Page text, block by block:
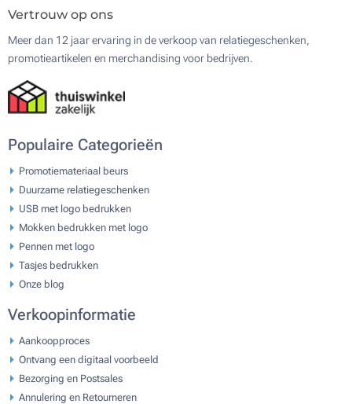
Vertrouw op ons
Meer dan 12 jaar ervaring in de verkoop van relatiegeschenken,
promotieartikelen en merchandising voor bedrijven.
Populaire Categorieën
Promotiemateriaal beurs
Duurzame relatiegeschenken
USB met logo bedrukken
Mokken bedrukken met logo
Pennen met logo
Tasjes bedrukken
Onze blog
Verkoopinformatie
Aankoopproces
Ontvang een digitaal voorbeeld
Bezorging en Postsales
Annulering en Retourneren